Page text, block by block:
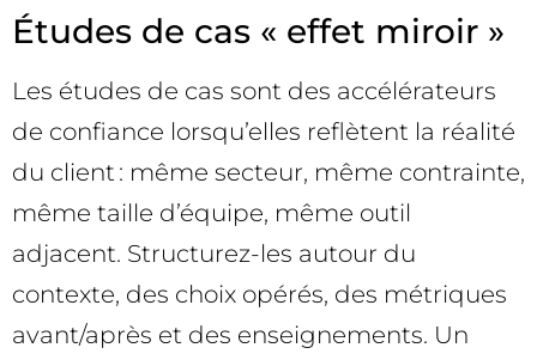
Études de cas « effet miroir »
Les études de cas sont des accélérateurs
de confiance lorsqu’elles reflètent la réalité
du client : même secteur, même contrainte,
même taille d’équipe, même outil
adjacent. Structurez-les autour du
contexte, des choix opérés, des métriques
avant/après et des enseignements. Un